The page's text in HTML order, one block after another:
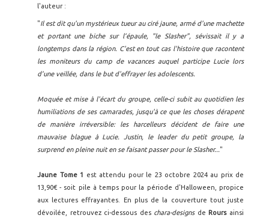
l'auteur :
"Il est dit qu'un mystérieux tueur au ciré jaune, armé d'une machette
et portant une biche sur l’épaule, "le Slasher", sévissait il y a
longtemps dans la région. C'est en tout cas l'histoire que racontent
les moniteurs du camp de vacances auquel participe Lucie lors
d’une veillée, dans le but d'effrayer les adolescents.
Moquée et mise à l'écart du groupe, celle-ci subit au quotidien les
humiliations de ses camarades, jusqu'à ce que les choses dérapent
de manière irréversible: les harcelleurs décident de faire une
mauvaise blague à Lucie. Justin, le leader du petit groupe, la
surprend en pleine nuit en se faisant passer pour le Slasher..."
Jaune Tome 1
est attendu pour le 23 octobre 2024 au prix de
13,90€ - soit pile à temps pour la période d'Halloween, propice
aux lectures effrayantes. En plus de la couverture tout juste
dévoilée, retrouvez ci-dessous des chara-designs de Rours ainsi